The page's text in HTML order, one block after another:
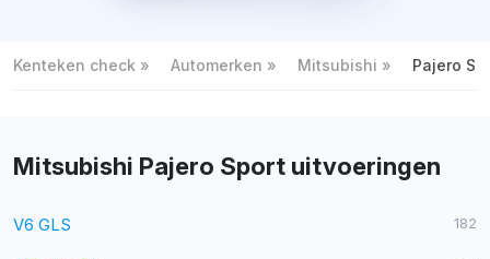
Kenteken check Automerken Mitsubishi Pajero
Mitsubishi Pajero Sport uitvoeringen
V6 GLS 182